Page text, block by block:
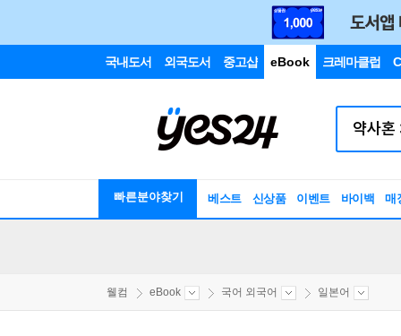
국내도서 외국도서 중고샵 eBook 크레마클럽
빠른분야찾기 베스트 신상품 이벤트 바이백 매
웰컴 eBook 국어 외국어 일본어